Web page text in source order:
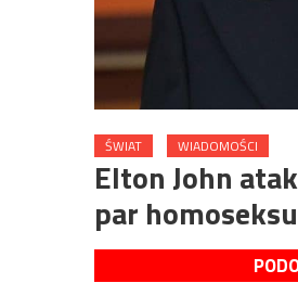
ŚWIAT WIADOMOŚCI
Elton John
par